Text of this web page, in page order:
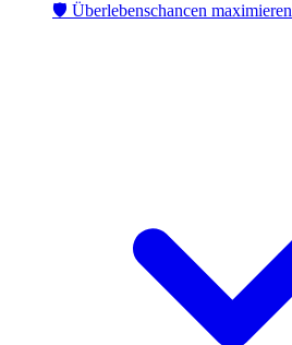
🛡️ Überlebenschancen maximieren